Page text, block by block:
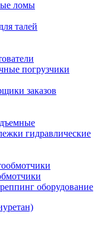
ломы
талей
погрузчики
заказов
гидравлические
оборудование